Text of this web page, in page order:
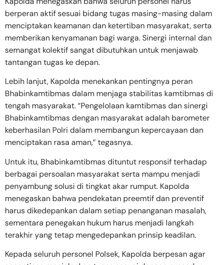
berperan aktif sesuai bidang tugas masing-masing dalam
menciptakan keamanan dan ketertiban masyarakat, serta
memberikan kenyamanan bagi warga. Sinergi internal dan
semangat kolektif sangat dibutuhkan untuk menjawab
tantangan tugas ke depan.
Lebih lanjut, Kapolda menekankan pentingnya peran
Bhabinkamtibmas dalam menjaga stabilitas kamtibmas di
tengah masyarakat. “Pengelolaan kamtibmas dan sinergi
Bhabinkamtibmas dengan masyarakat adalah barometer
keberhasilan Polri dalam membangun kepercayaan dan
menciptakan rasa aman,” tegasnya.
Untuk itu, Bhabinkamtibmas dituntut responsif terhadap
berbagai persoalan masyarakat serta mampu menjadi
penyambung solusi di tingkat akar rumput. Kapolda
menegaskan bahwa pendekatan preemtif dan preventif
harus dikedepankan dalam setiap penanganan masalah,
sementara penegakan hukum harus menjadi langkah
terakhir yang tetap mengedepankan prinsip keadilan.
Kepada seluruh personel Polsek, Kapolda berpesan agar